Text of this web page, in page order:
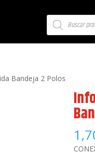
Búsqueda
de
productos
Bandeja 2 Polos